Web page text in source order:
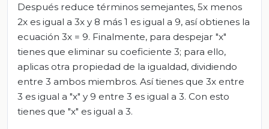
Después reduce términos semejantes, 5x menos
2x es igual a 3x y 8 más 1 es igual a 9, así obtienes la
ecuación 3x = 9. Finalmente, para despejar "x"
tienes que eliminar su coeficiente 3; para ello,
aplicas otra propiedad de la igualdad, dividiendo
entre 3 ambos miembros. Así tienes que 3x entre
3 es igual a "x" y 9 entre 3 es igual a 3. Con esto
tienes que "x" es igual a 3.